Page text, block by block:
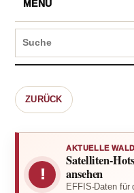
MENÜ
ZURÜCK
!
AKTUELLE
Satelliten-
ansehen
EFFIS-Daten für